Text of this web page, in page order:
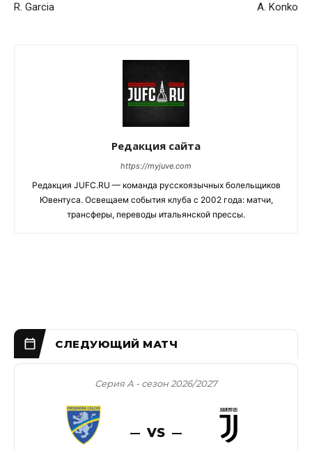
R. Garcia A. Konko
Редакция сайта
https://myjuve.com
Редакция JUFC.RU — команда русскоязычных болельщиков
Ювентуса. Освещаем события клуба с 2002 года: матчи,
трансферы, переводы итальянской прессы.
Серия А - сезон 2026/2027
VS